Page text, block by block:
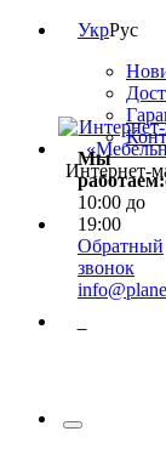
УкрРус
Мы
работаем:
10:00 до
19:00
Обратный
звонок
Интернет-